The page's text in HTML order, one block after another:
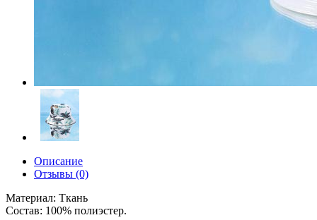
Описание
Отзывы (0)
Материал: Ткань
Состав: 100% полиэстер.